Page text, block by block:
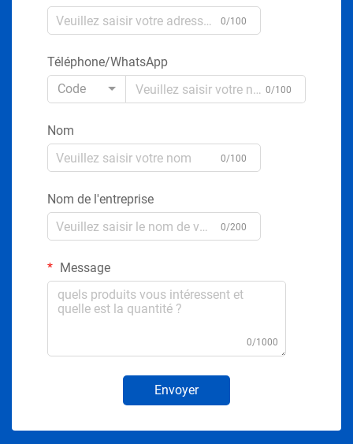
0/100
Téléphone/WhatsApp
Code
0/100
Nom
0/100
Nom de l'entreprise
0/200
Message
0/1000
Envoyer